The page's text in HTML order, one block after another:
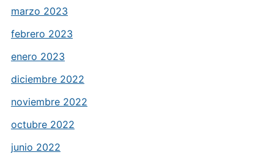
marzo 2023
febrero 2023
enero 2023
diciembre 2022
noviembre 2022
octubre 2022
junio 2022